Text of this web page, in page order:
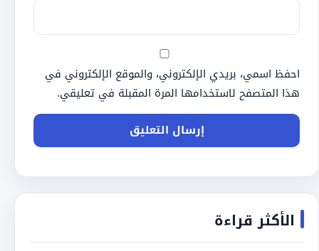
احفظ اسمي، بريدي الإلكتروني، والموقع الإلكتروني في
هذا المتصفح لاستخدامها المرة المقبلة في تعليقي.
الأكثر قراءة